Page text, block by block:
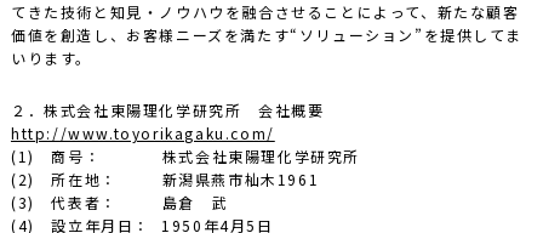
てきた技術と知見・ノウハウを融合させることによって、新たな顧客
価値を創造し、お客様ニーズを満たす“ソリューション”を提供してま
いります。
２．株式会社東陽理化学研究所 会社概要
http://www.toyorikagaku.com/
(1) 商号： 株式会社東陽理化学研究所
(2) 所在地： 新潟県燕市杣木1961
(3) 代表者： 島倉 武
(4) 設立年月日： 1950年4月5日